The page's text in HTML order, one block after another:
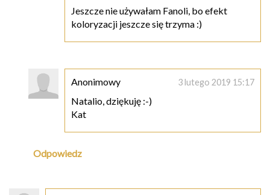
Jeszcze nie używałam Fanoli, bo efekt
koloryzacji jeszcze się trzyma :)
Anonimowy 3 lutego 2019 15:17
Natalio, dziękuję :-)
Kat
Odpowiedz